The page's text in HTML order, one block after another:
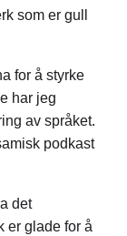
som er gull
for å styrke
har jeg
av språket.
podkast
det
er glade for å